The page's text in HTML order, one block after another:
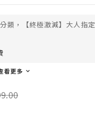
類，【終極激減】大人指定
看更多